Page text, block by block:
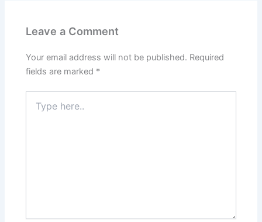
Leave a Comment
Your email address will not be published. Required
fields are marked *
here..